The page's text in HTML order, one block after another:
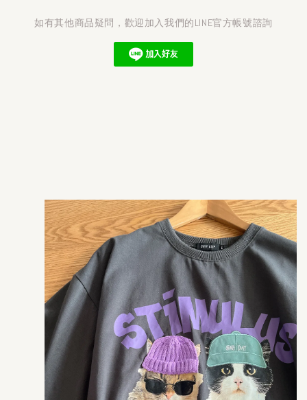
如有其他商品疑問，歡迎加入我們的LINE官方帳號諮詢